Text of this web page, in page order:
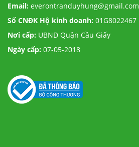
Email: everontranduyhung@gmail.com
Số CNĐK Hộ kinh doanh: 01G8022467
Nơi cấp: UBND Quận Cầu Giấy
Ngày cấp: 07-05-2018